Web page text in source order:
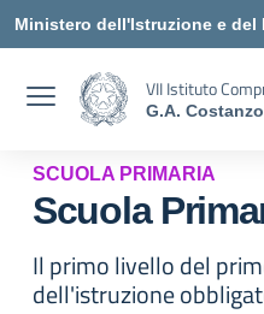
Ministero dell'Istruzione e del
VII Istituto
G.A. Costanzo
SCUOLA PRIMARIA
Scuola
Il primo livello del
dell'istruzione